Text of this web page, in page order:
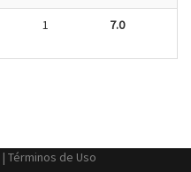
1 7.0
| Términos de Uso